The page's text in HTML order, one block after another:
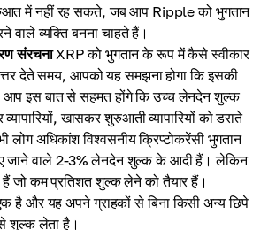
में नहीं रह सकते, जब आप Ripple को भुगतान
वाले व्यक्ति बनना चाहते हैं।
संरचनाXRP को भुगतान के रूप में कैसे स्वीकार
देते समय, आपको यह समझना होगा कि इसकी
आप इस बात से सहमत होंगे कि उच्च लेनदेन शुल्क
खासकर शुरुआती व्यापारियों को डराते
अधिकांश विश्वसनीय क्रिप्टोकरेंसी भुगतान
जाने वाले 2-3% लेनदेन शुल्क के आदी हैं। लेकिन
हैं जो कम प्रतिशत शुल्क लेने को तैयार हैं।
है और यह अपने ग्राहकों से बिना किसी अन्य छिपे
शुल्क लेता है।